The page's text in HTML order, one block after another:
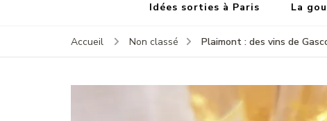
Idées sorties à Paris La
Accueil Non classé Plaimont : des vins de